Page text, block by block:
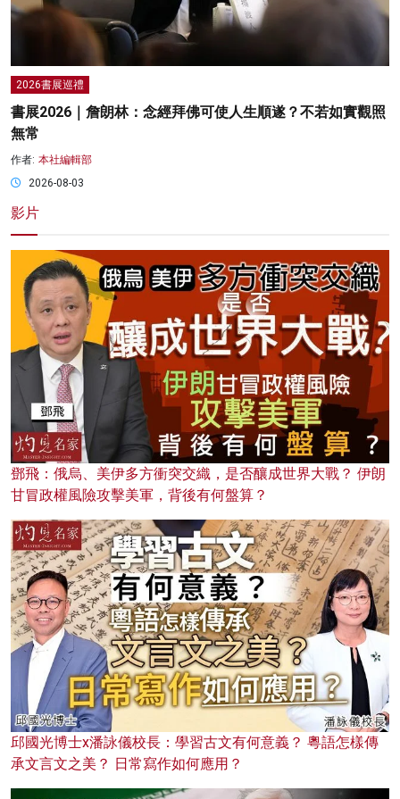
2026書展巡禮
書展2026｜詹朗林：念經拜佛可使人生順遂？不若如實觀照
無常
作者: 本社編輯部
2026-08-03
影片
鄧飛：俄烏、美伊多方衝突交織，是否釀成世界大戰？ 伊朗
甘冒政權風險攻擊美軍，背後有何盤算？
邱國光博士x潘詠儀校長：學習古文有何意義？ 粵語怎樣傳
承文言文之美？ 日常寫作如何應用？